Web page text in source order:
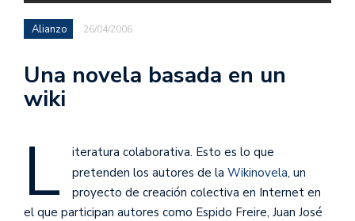
Alianzo 26/04/2006
Una novela basada en un
wiki
L
iteratura colaborativa. Esto es lo que
pretenden los autores de la Wikinovela, un
proyecto de creación colectiva en Internet en
el que participan autores como Espido Freire, Juan José